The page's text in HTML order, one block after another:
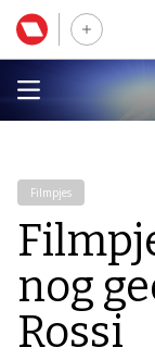
Filmpjes
nog
Rossi